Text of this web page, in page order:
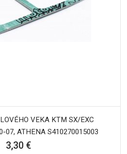
VEKA KTM SX/EXC
07, ATHENA S410270015003
3,30 €